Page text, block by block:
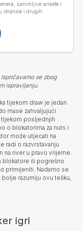
zanimljive ankete i
stranice i drugih
se zbog
ispravljanju.
tijekom draw je jedan
mase zahvaljujući
tijekom posljednjih
o blokatorima za nuts i
može utjecati na
radi o razvrstavanju
na river u pravo vrijeme.
blokatore ili pogrešno
primijeniti. Nadamo se
razumiju ovu tešku,
igri